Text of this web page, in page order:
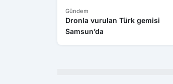
Gündem
Dronla vurulan Türk gemisi
Samsun’da